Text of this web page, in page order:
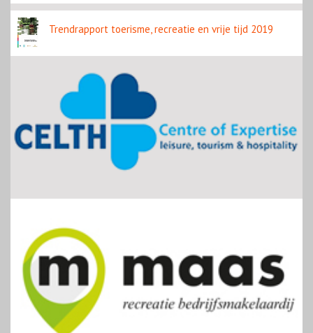
Trendrapport toerisme, recreatie en vrije tijd 2019